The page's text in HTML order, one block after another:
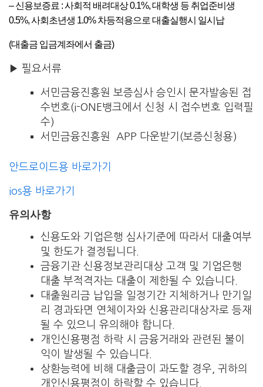
– 신용보증료 : 사회적 배려대상 0.1%, 대학생 등 취업준비생
0.5%, 사회초년생 1.0% 차등적용으로 대출실행시 일시납
(대출금 입금계좌에서 출금)
▶ 필요서류
서민금융진흥원 보증심사 승인시 문자발송된 접
수번호(i-ONE뱅크에서 신청 시 접수번호 입력필
수)
서민금융진흥원 APP 다운받기(보증신청용)
안드로이드용 바로가기
ios용 바로가기
유의사항
신용도와 기업은행 심사기준에 따라서 대출여부
및 한도가 결정됩니다.
금융기관 신용정보관리대상 고객 및 기업은행
대출 부적격자는 대출이 제한될 수 있습니다.
대출원리금 납입을 일정기간 지체하거나 만기일
리 경과돠면 연체이자와 신용관리대상자로 등재
될 수 있으니 유의해야 합니다.
개인신용평점 하락 시 금융거래와 관련된 불이
익이 발생될 수 있습니다.
상환능력에 비해 대출금이 과도할 경우, 귀하의
개인신용평점이 하락할 수 있습니다.